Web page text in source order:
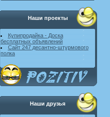
Наши проекты
Купипродайка - Доска
бесплатных объявлений
Сайт 247 десантно-штурмового
полка
Наши друзья